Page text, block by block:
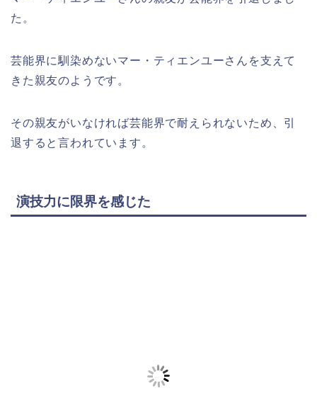
た。
芸能界に馴染めないマー・ティエンユーさんを支えて
きた親友のようです。
その親友がいなければ芸能界で耐えられないため、引
退すると言われています。
演技力に限界を感じた